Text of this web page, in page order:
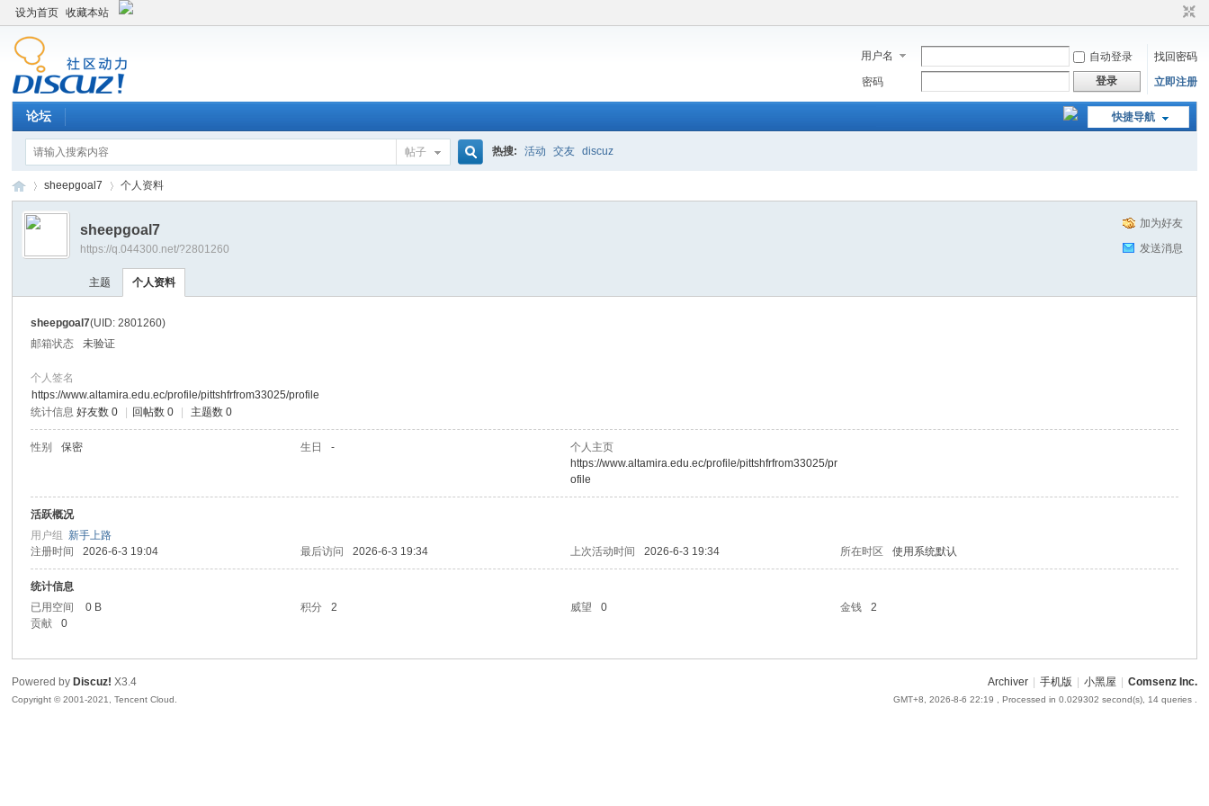
设为首页 收藏本站
用户名 自动登录
找回密码
密码
登录 立即注册
快捷导航
论坛
帖子 热搜: 活动 交友 discuz
›
sheepgoal7 个人资料
加为好友
发送消息
sheepgoal7
https://q.044300.net/?2801260
主题 个人资料
sheepgoal7(UID: 2801260)
邮箱状态
未验证
个人签名
https://www.altamira.edu.ec/profile/pittshfrfrom33025/profile
统计信息 好友数 0 回帖数 0 主题数 0
性别 保密 生日 -
个人主页
https://www.altamira.edu.ec/profile/pittshfrfrom33025/pr
ofile
活跃概况
用户组新手上路
注册时间
2026-6-3 19:04 最后访问 2026-6-3 19:34 上次活动时间 2026-6-3 19:34 所在时区 使用系统默认
统计信息
已用空间
0 B 积分 2 威望 0 金钱
2
贡献
0
Archiver 手机版 小黑屋 Comsenz Inc.
GMT+8, 2026-8-6 22:19 , Processed in 0.029302 second(s), 14 queries .
Powered by Discuz! X3.4
Copyright © 2001-2021, Tencent Cloud.